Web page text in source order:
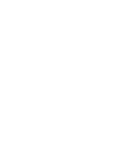
El Coro de Ópera de
a las 19.30h en la
Ocón. La entrada es
La Banda Juvenil
en la Ermita del Monte
marzo a partir de las